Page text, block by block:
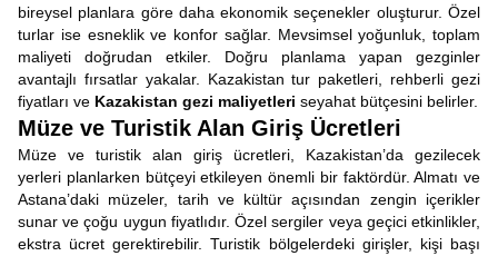
bireysel planlara göre daha ekonomik seçenekler oluşturur. Özel
turlar ise esneklik ve konfor sağlar. Mevsimsel yoğunluk, toplam
maliyeti doğrudan etkiler. Doğru planlama yapan gezginler
avantajlı fırsatlar yakalar. Kazakistan tur paketleri, rehberli gezi
fiyatları ve Kazakistan gezi maliyetleri seyahat bütçesini belirler.
Müze ve Turistik Alan Giriş Ücretleri
Müze ve turistik alan giriş ücretleri, Kazakistan’da gezilecek
yerleri planlarken bütçeyi etkileyen önemli bir faktördür. Almatı ve
Astana’daki müzeler, tarih ve kültür açısından zengin içerikler
sunar ve çoğu uygun fiyatlıdır. Özel sergiler veya geçici etkinlikler,
ekstra ücret gerektirebilir. Turistik bölgelerdeki girişler, kişi başı